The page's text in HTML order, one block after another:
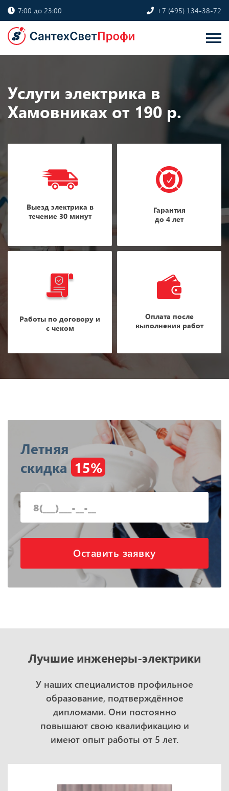
7:00 до 23:00 +7 (495) 134-38-72
Услуги электрика в
Хамовниках от 190 р.
Выезд электрика в
течение 30 минут
Гарантия
до 4 лет
Работы по договору и
с чеком
Оплата после
выполнения работ
Летняя
скидка 15%
Оставить заявку
Лучшие инженеры-электрики
У наших специалистов профильное
образование, подтверждённое
дипломами. Они постоянно
повышают свою квалификацию и
имеют опыт работы от 5 лет.